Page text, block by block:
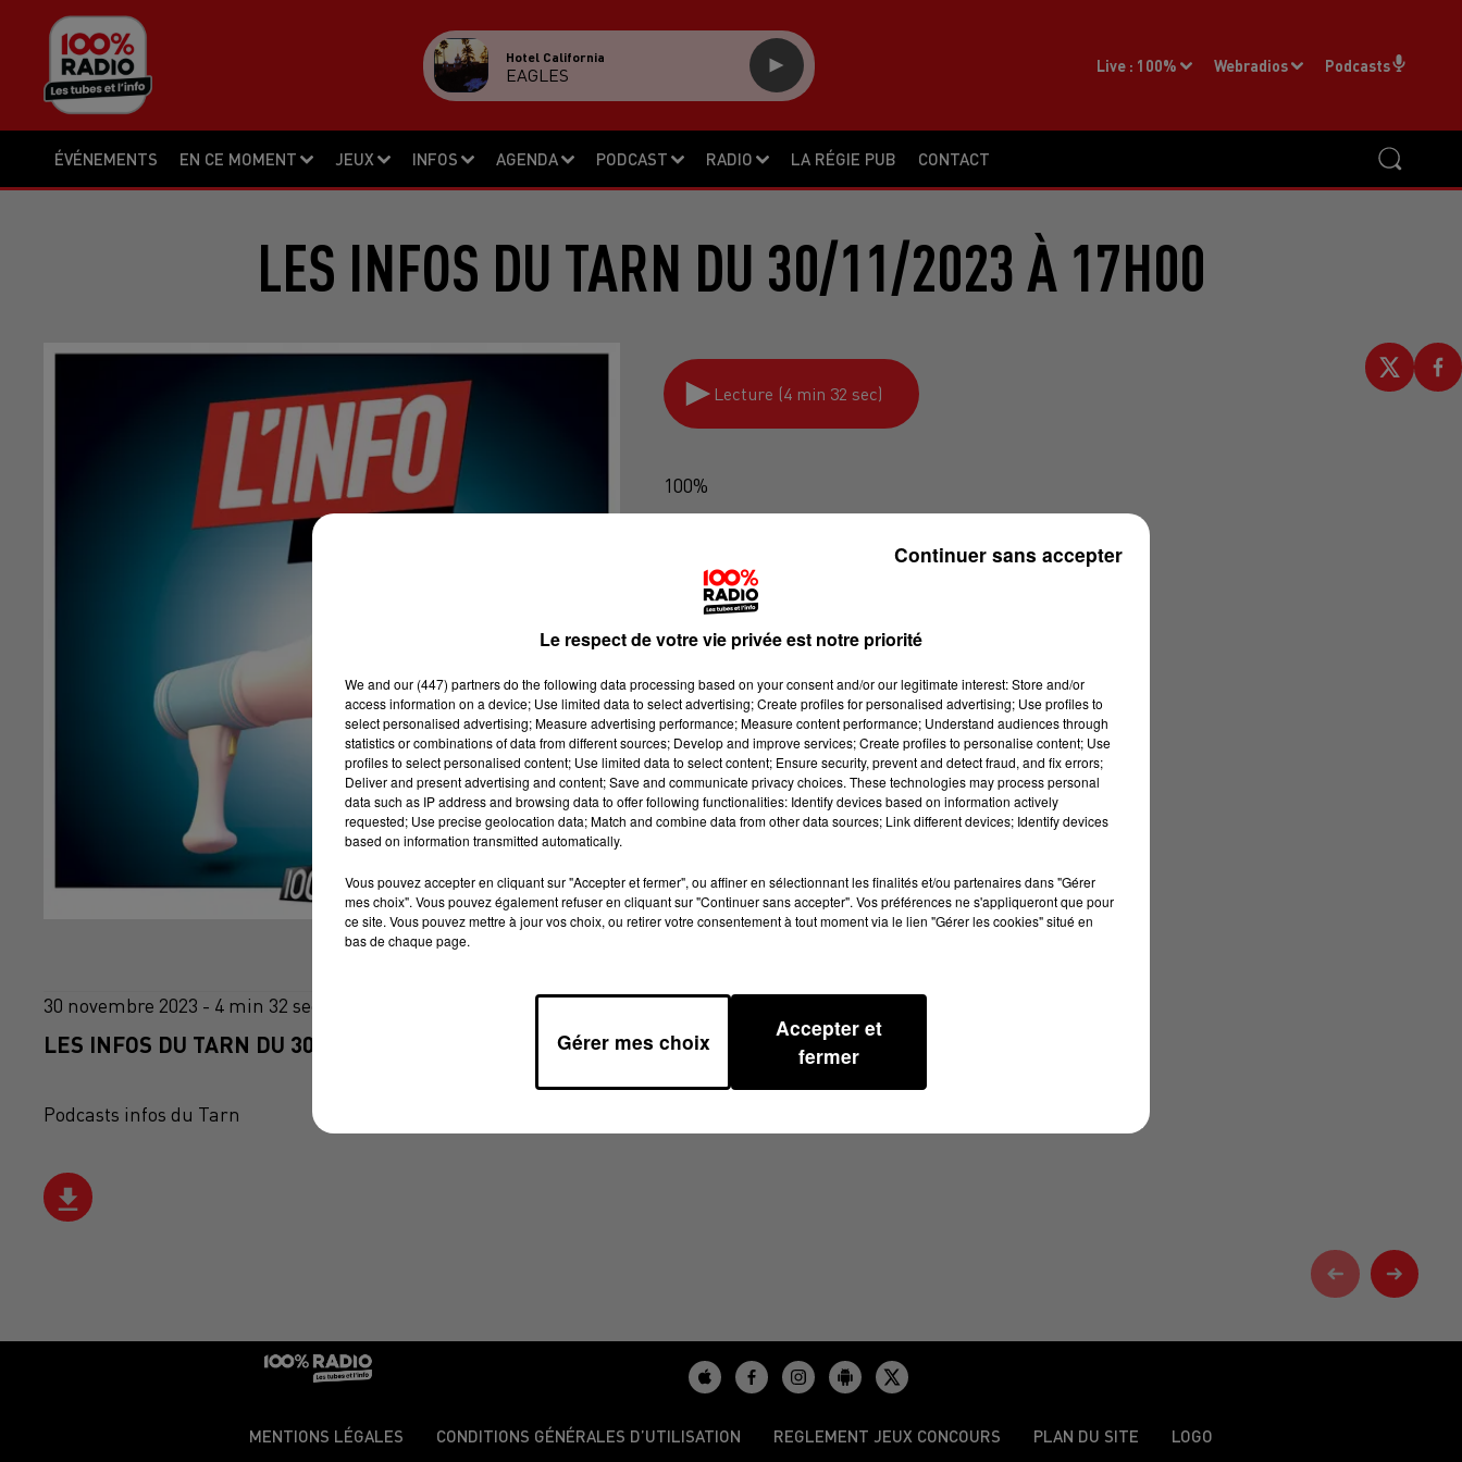
ÉVÉNEMENTS EN CE MOMENT JEUX INFOS AGENDA PODCAST RADIO LA RÉGIE PUB CONTACT
Live : 100% Webradios Podcasts
Hotel California
EAGLES
LES INFOS DU TARN DU 30/11/2023 À 17H00
Lecture (4 min 32 sec)
100%
30 novembre 2023 - 4 min 32 sec
LES INFOS DU TARN DU 30/11/2023 À 17H00
Podcasts infos du Tarn
MENTIONS LÉGALES CONDITIONS GÉNÉRALES D’UTILISATION REGLEMENT JEUX CONCOURS PLAN DU SITE LOGO
Le respect de votre vie privée est notre priorité
We and our (447) partnersdo the following data processing based on your consent and/or our legitimate interest: Store and/or
access information on a device; Use limited data to select advertising; Create profiles for personalised advertising; Use profiles to
select personalised advertising; Measure advertising performance; Measure content performance; Understand audiences through
statistics or combinations of data from different sources; Develop and improve services; Create profiles to personalise content; Use
profiles to select personalised content; Use limited data to select content; Ensure security, prevent and detect fraud, and fix errors;
Deliver and present advertising and content; Save and communicate privacy choices. These technologies may process personal
data such as IP address and browsing data to offer following functionalities: Identify devices based on information actively
requested; Use precise geolocation data; Match and combine data from other data sources; Link different devices; Identify devices
based on information transmitted automatically.
Vous pouvez accepter en cliquant sur "Accepter et fermer", ou affiner en sélectionnant les finalités et/ou partenaires dans "Gérer
mes choix". Vous pouvez également refuser en cliquant sur "Continuer sans accepter". Vos préférences ne s'appliqueront que pour
ce site. Vous pouvez mettre à jour vos choix, ou retirer votre consentement à tout moment via le lien "Gérer les cookies" situé en
bas de chaque page.
Gérer mes choix
Accepter et
fermer
Continuer sans accepter